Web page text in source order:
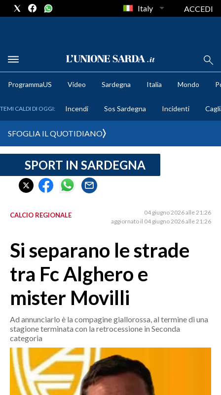
METEO
CRONACA SARDEGNA
CAGLIARI
SULCIS IGLESIENTE
SASSARI E PROVINCIA
GALLURA
OGLIASTRA
CRONACA
ITALIA
MONDO
POLITICA
Italy ACCEDI
ProgrammaUS Video Sardegna Italia Mondo
TEMI CALDI DI OGGI: Incendi Sos Sardegna Incidenti
SFOGLIA IL QUOTIDIANO
SPORT IN SARDEGNA
CALCIO REGIONALE
04 giugno 2026 alle 21:26
aggiornato il 04 giugno 2026 alle 21:26
Si separano le strade
tra Fc Alghero e
mister Movilli
Ad annunciarlo è la compagine giallorossa, al termine di una
stagione terminata con la retrocessione in Seconda
categoria